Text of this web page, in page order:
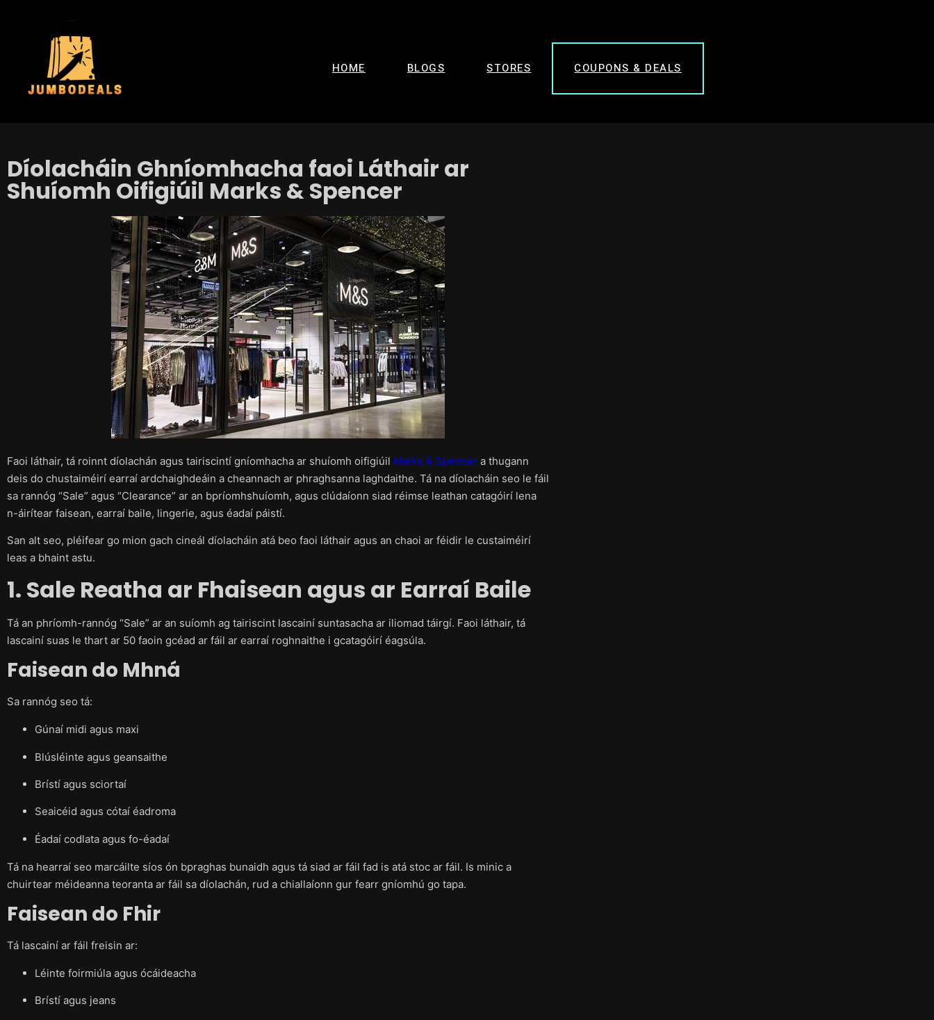
HOME BLOGS STORES COUPONS & DEALS
Díolacháin Ghníomhacha faoi Láthair ar
Shuíomh Oifigiúil Marks & Spencer
Faoi láthair, tá roinnt díolachán agus tairiscintí gníomhacha ar shuíomh oifigiúil Marks & Spencer a thugann
deis do chustaiméirí earraí ardchaighdeáin a cheannach ar phraghsanna laghdaithe. Tá na díolacháin seo le fáil
sa rannóg “Sale” agus “Clearance” ar an bpríomhshuíomh, agus clúdaíonn siad réimse leathan catagóirí lena
n-áirítear faisean, earraí baile, lingerie, agus éadaí páistí.
San alt seo, pléifear go mion gach cineál díolacháin atá beo faoi láthair agus an chaoi ar féidir le custaiméirí
leas a bhaint astu.
1. Sale Reatha ar Fhaisean agus ar Earraí Baile
Tá an phríomh-rannóg “Sale” ar an suíomh ag tairiscint lascainí suntasacha ar iliomad táirgí. Faoi láthair, tá
lascainí suas le thart ar 50 faoin gcéad ar fáil ar earraí roghnaithe i gcatagóirí éagsúla.
Faisean do Mhná
Sa rannóg seo tá:
Gúnaí midi agus maxi
Blúsléinte agus geansaithe
Brístí agus sciortaí
Seaicéid agus cótaí éadroma
Éadaí codlata agus fo-éadaí
Tá na hearraí seo marcáilte síos ón bpraghas bunaidh agus tá siad ar fáil fad is atá stoc ar fáil. Is minic a
chuirtear méideanna teoranta ar fáil sa díolachán, rud a chiallaíonn gur fearr gníomhú go tapa.
Faisean do Fhir
Tá lascainí ar fáil freisin ar:
Léinte foirmiúla agus ócáideacha
Brístí agus jeans